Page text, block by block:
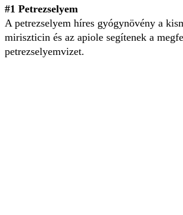
#1 Petrezselyem
A petrezselyem híres gyógynövény a
miriszticin és az apiole segítenek a
petrezselyemvizet.